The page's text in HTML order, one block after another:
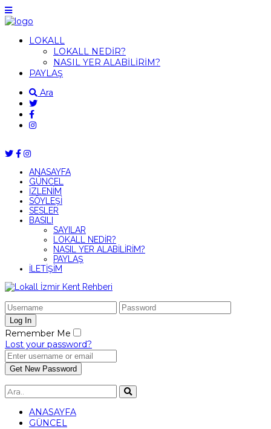
LOKALL
LOKALL NEDİR?
NASIL YER ALABİLİRİM?
PAYLAŞ
Ara
ANASAYFA
GÜNCEL
İZLENİM
SÖYLEŞİ
SESLER
BASILI
SAYILAR
LOKALL NEDİR?
NASIL YER ALABİLİRİM?
PAYLAŞ
İLETİŞİM
Remember Me
Lost your password?
ANASAYFA
GÜNCEL